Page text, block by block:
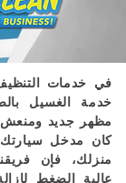
في خدمات
خدمة الغسيل
مظهر جديد
كان مدخل سيارتك
منزلك، فإن
عالية الضغط